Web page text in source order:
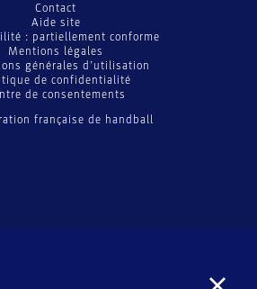
française de handball
Contact
Aide site
: partiellement conforme
Mentions légales
générales d’utilisation
de confidentialité
de consentements